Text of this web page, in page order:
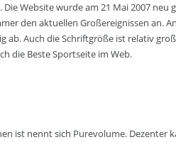
Website wurde am 21 Mai 2007
den aktuellen Großereignissen
Auch die Schriftgröße ist relativ
die Beste Sportseite im Web.
ist nennt sich Purevolume.